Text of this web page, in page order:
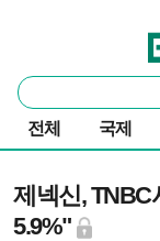
통
합
검
색
전체 국제
제넥신, TNBC
5.9%"